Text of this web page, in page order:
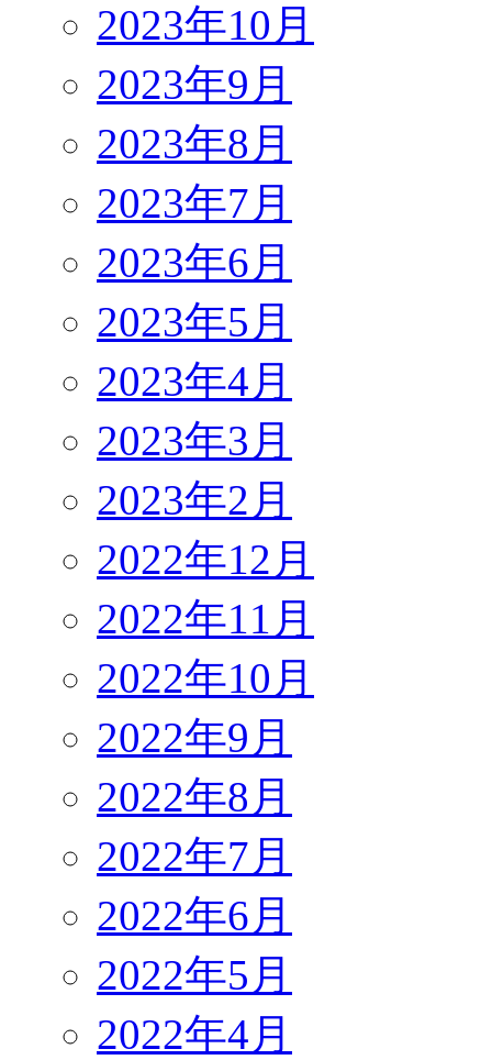
2023年10月
2023年9月
2023年8月
2023年7月
2023年6月
2023年5月
2023年4月
2023年3月
2023年2月
2022年12月
2022年11月
2022年10月
2022年9月
2022年8月
2022年7月
2022年6月
2022年5月
2022年4月